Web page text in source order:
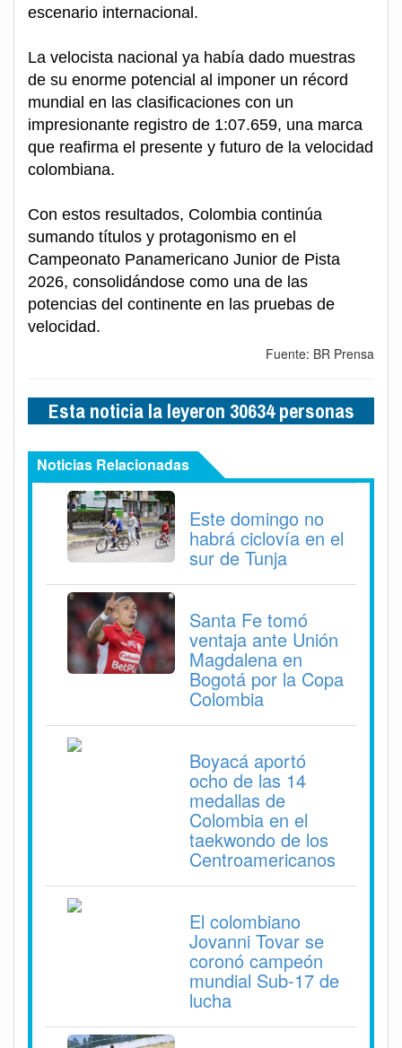
escenario internacional.
La velocista nacional ya había dado muestras
de su enorme potencial al imponer un récord
mundial en las clasificaciones con un
impresionante registro de 1:07.659, una marca
que reafirma el presente y futuro de la velocidad
colombiana.
Con estos resultados, Colombia continúa
sumando títulos y protagonismo en el
Campeonato Panamericano Junior de Pista
2026, consolidándose como una de las
potencias del continente en las pruebas de
velocidad.
Fuente: BR Prensa
Esta noticia la leyeron 30634 personas
Noticias Relacionadas
Este domingo no
habrá ciclovía en el
sur de Tunja
Santa Fe tomó
ventaja ante Unión
Magdalena en
Bogotá por la Copa
Colombia
Boyacá aportó
ocho de las 14
medallas de
Colombia en el
taekwondo de los
Centroamericanos
El colombiano
Jovanni Tovar se
coronó campeón
mundial Sub-17 de
lucha